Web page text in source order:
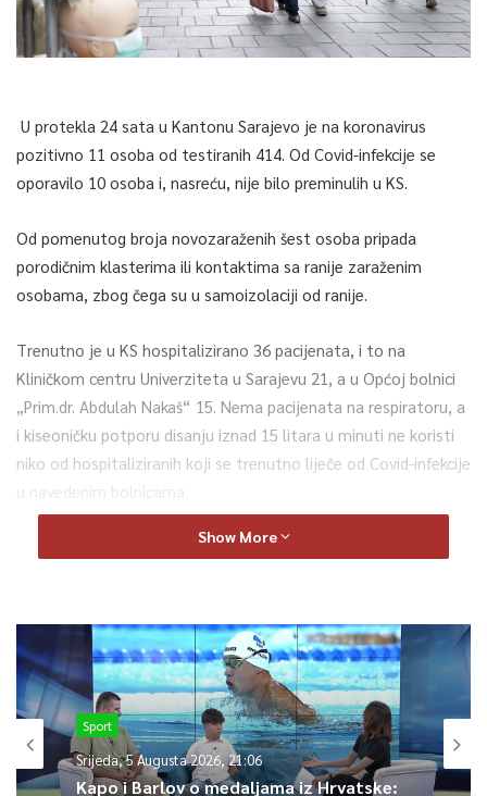
U protekla 24 sata u Kantonu Sarajevo je na koronavirus
pozitivno 11 osoba od testiranih 414. Od Covid-infekcije se
oporavilo 10 osoba i, nasreću, nije bilo preminulih u KS.
Od pomenutog broja novozaraženih šest osoba pripada
porodičnim klasterima ili kontaktima sa ranije zaraženim
osobama, zbog čega su u samoizolaciji od ranije.
Trenutno je u KS hospitalizirano 36 pacijenata, i to na
Kliničkom centru Univerziteta u Sarajevu 21, a u Općoj bolnici
„Prim.dr. Abdulah Nakaš“ 15. Nema pacijenata na respiratoru, a
i kiseoničku potporu disanju iznad 15 litara u minuti ne koristi
niko od hospitaliziranih koji se trenutno liječe od Covid-infekcije
u navedenim bolnicama.
U protekla 24 sata, sa liječenja su otpuštene dvije osobe.
infekcije. U samoizolaciji se trenutno nalazi 985 osoba. Od
početka pandemije u Kantonu Sarajevo evidentirano je ukupno
52.565 osoba zaraženih koronavirusom i 51.074 izliječene.
Prema podacima Zavoda za javno zdravstvo KS, u proteklih
sedam dana, prosječan broj zaraženih je osam, dok sedmična
Show More
Sport
Srijeda, 5 Augusta 2026, 21:06
Kapo i Barlov o medaljama iz Hrvatske: